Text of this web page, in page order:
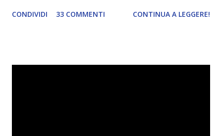
ho scoperto che anche alcuni di voi avrebbero fatto così,
CONDIVIDI 33 COMMENTI CONTINUA A LEGGERE!